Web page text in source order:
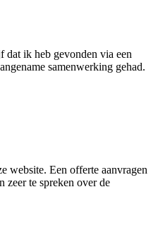
dat ik heb gevonden via een
samenwerking gehad.
website. Een offerte aanvragen
te spreken over de